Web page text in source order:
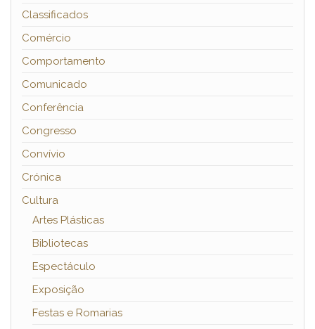
Classificados
Comércio
Comportamento
Comunicado
Conferência
Congresso
Convívio
Crónica
Cultura
Artes Plásticas
Bibliotecas
Espectáculo
Exposição
Festas e Romarias